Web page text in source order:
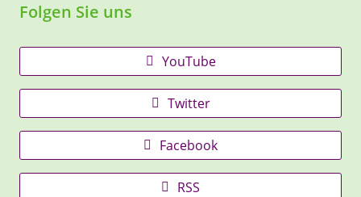
Folgen Sie uns
YouTube
Twitter
Facebook
RSS